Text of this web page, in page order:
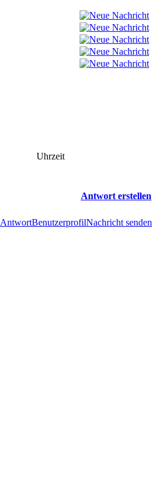
Uhrzeit
Antwort erstellen
AntwortBenutzerprofilNachricht senden